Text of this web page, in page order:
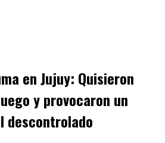
en Jujuy: Quisieron
y provocaron un
descontrolado